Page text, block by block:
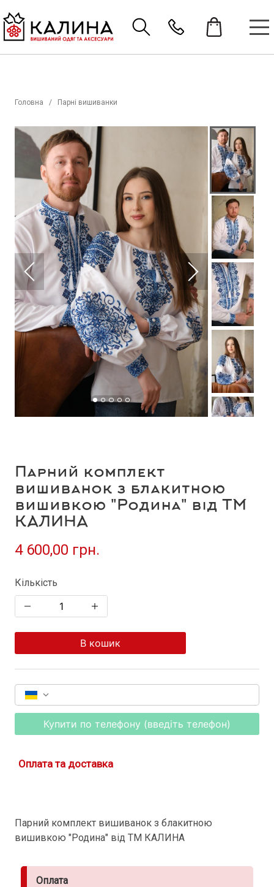
Головна Парні вишиванки
Парний комплект
вишиванок з блакитною
вишивкою "Родина" від ТМ
КАЛИНА
4 600,00 грн.
Кількість
В кошик
Купити по телефону (введіть телефон)
Оплата та доставка
Парний комплект вишиванок з блакитною
вишивкою "Родина" від ТМ КАЛИНА
Оплата